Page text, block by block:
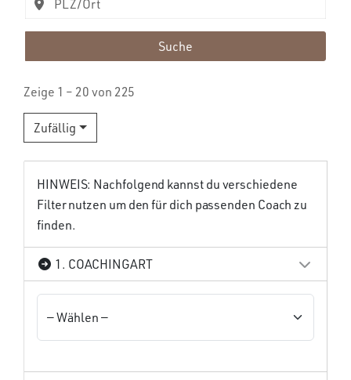
Suche
Zeige 1 – 20 von 225
Zufällig
HINWEIS: Nachfolgend kannst du verschiedene
Filter nutzen um den für dich passenden Coach zu
finden.
1. COACHINGART